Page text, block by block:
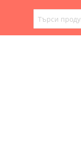
ТЪРСЕНЕ